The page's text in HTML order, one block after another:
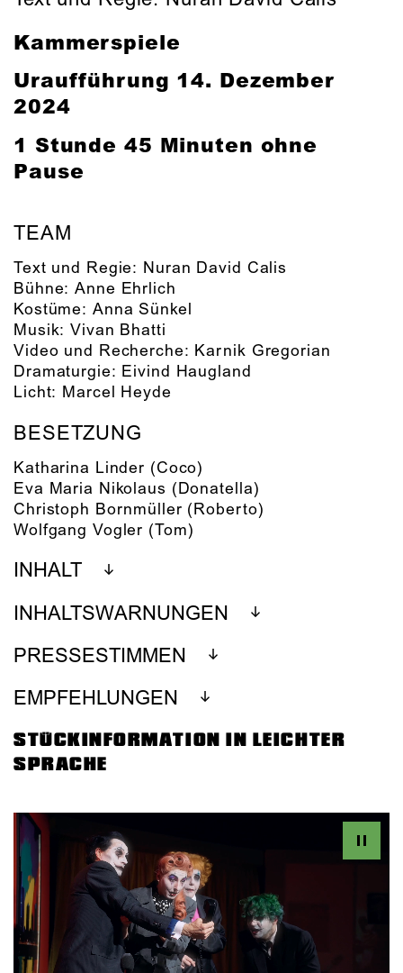
Kammerspiele
Uraufführung 14. Dezember
2024
1 Stunde 45 Minuten ohne
Pause
TEAM
Text und Regie: Nuran David Calis
Bühne:Anne Ehrlich
Kostüme: Anna Sünkel
Musik:Vivan Bhatti
Video und Recherche: Karnik Gregorian
Dramaturgie: Eivind Haugland
Licht: Marcel Heyde
BESETZUNG
Katharina Linder (Coco)
Eva Maria Nikolaus (Donatella)
Christoph Bornmüller (Roberto)
Wolfgang Vogler (Tom)
INHALT
INHALTSWARNUNGEN
PRESSESTIMMEN
EMPFEHLUNGEN
STÜCKINFORMATION IN LEICHTER
SPRACHE